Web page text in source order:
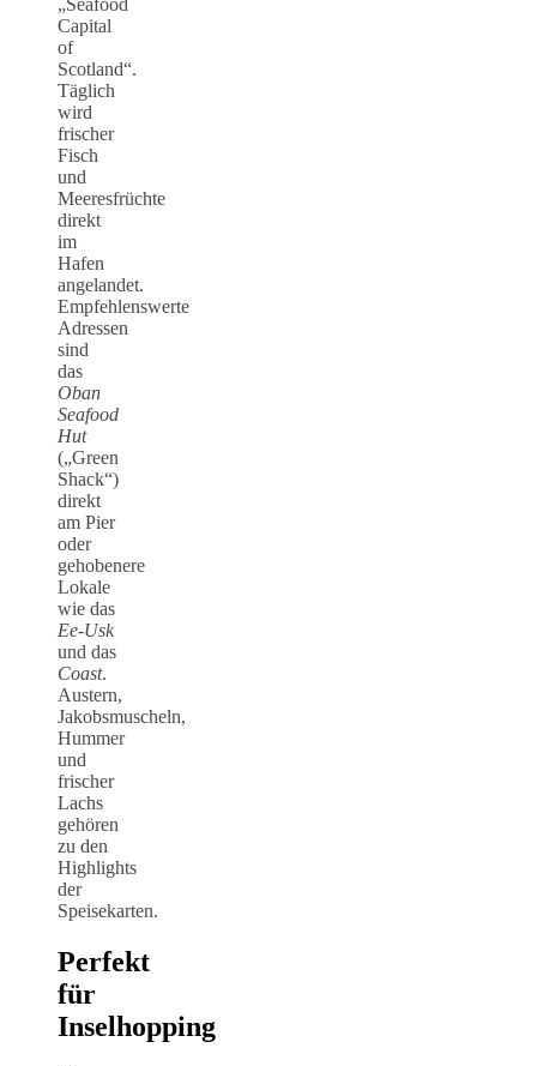
„Seafood
Capital
of
Scotland“.
Täglich
wird
frischer
Fisch
und
Meeresfrüchte
direkt
im
Hafen
angelandet.
Empfehlenswerte
Adressen
sind
das
Oban
Seafood
Hut
(„Green
Shack“)
direkt
am Pier
oder
gehobenere
Lokale
wie das
Ee-Usk
und das
Coast.
Austern,
Jakobsmuscheln,
Hummer
und
frischer
Lachs
gehören
zu den
Highlights
der
Speisekarten.
Perfekt
für
Inselhopping